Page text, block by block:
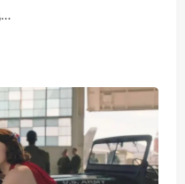
…